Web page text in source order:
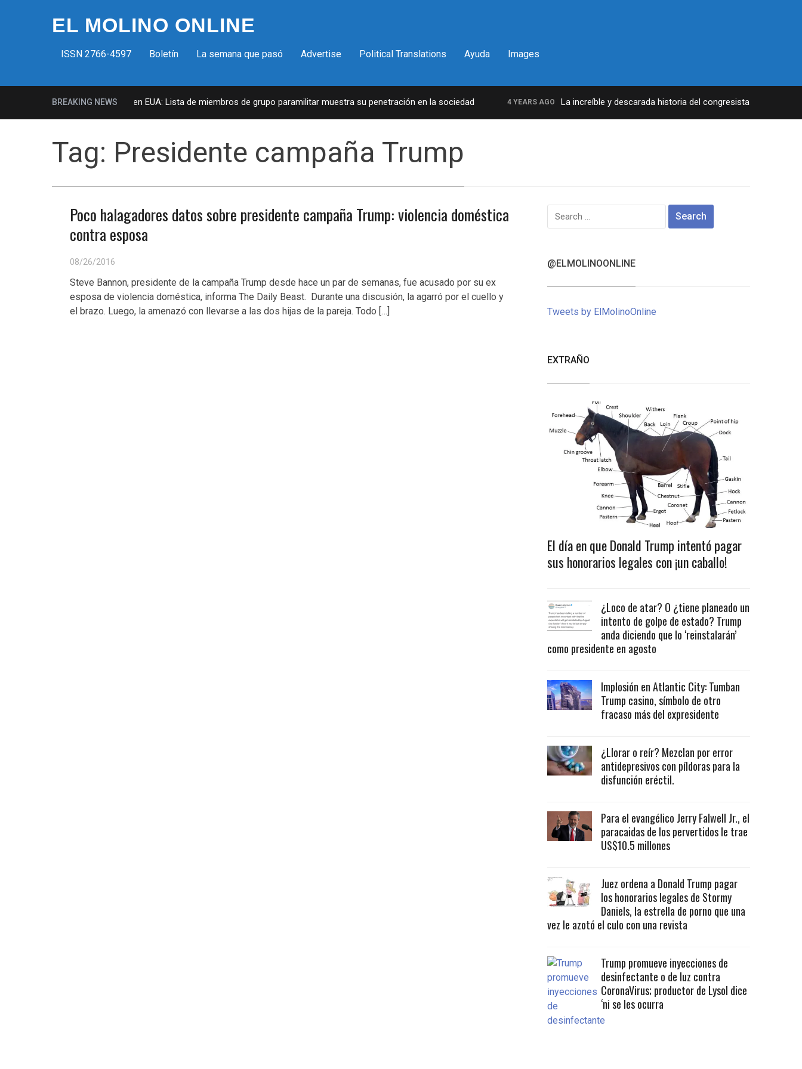
EL MOLINO ONLINE
ISSN 2766-4597 Boletín La semana que pasó Advertise Political Translations Ayuda Images
BREAKING NEWS
Milicias fascistas en EUA: Lista de miembros de grupo paramilitar muestra su penetración en la sociedad 4 YEARS AGO La increíble y descarada historia del congresista por NY George
Tag: Presidente campaña Trump
Poco halagadores datos sobre presidente campaña Trump: violencia doméstica
contra esposa
08/26/2016
Steve Bannon, presidente de la campaña Trump desde hace un par de semanas, fue acusado por su ex
esposa de violencia doméstica, informa The Daily Beast. Durante una discusión, la agarró por el cuello y
el brazo. Luego, la amenazó con llevarse a las dos hijas de la pareja. Todo […]
Search
for:
@ELMOLINOONLINE
Tweets by ElMolinoOnline
EXTRAÑO
El día en que Donald Trump intentó pagar
sus honorarios legales con ¡un caballo!
¿Loco de atar? O ¿tiene planeado un
intento de golpe de estado? Trump
anda diciendo que lo ‘reinstalarán’
como presidente en agosto
Implosión en Atlantic City: Tumban
Trump casino, símbolo de otro
fracaso más del expresidente
¿Llorar o reír? Mezclan por error
antidepresivos con píldoras para la
disfunción eréctil.
Para el evangélico Jerry Falwell Jr., el
paracaidas de los pervertidos le trae
US$10.5 millones
Juez ordena a Donald Trump pagar
los honorarios legales de Stormy
Daniels, la estrella de porno que una
vez le azotó el culo con una revista
Trump promueve inyecciones de
desinfectante o de luz contra
CoronaVirus; productor de Lysol dice
‘ni se les ocurra